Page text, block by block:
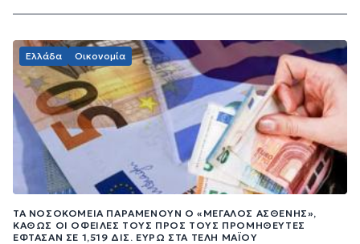
Ελλάδα Οικονομία
ΤΑ ΝΟΣΟΚΟΜΕΊΑ ΠΑΡΑΜΈΝΟΥΝ Ο «ΜΕΓΆΛΟΣ ΑΣΘΕΝΉΣ»,
ΚΑΘΏΣ ΟΙ ΟΦΕΙΛΈΣ ΤΟΥΣ ΠΡΟΣ ΤΟΥΣ ΠΡΟΜΗΘΕΥΤΈΣ
ΈΦΤΑΣΑΝ ΣΕ 1,519 ΔΙΣ. ΕΥΡΏ ΣΤΑ ΤΈΛΗ ΜΑΪ́ΟΥ